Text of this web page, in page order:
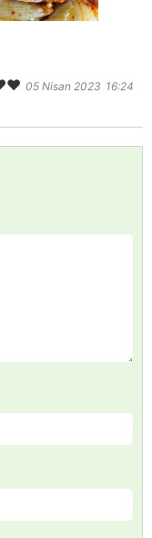
05 Nisan 2023 16:24